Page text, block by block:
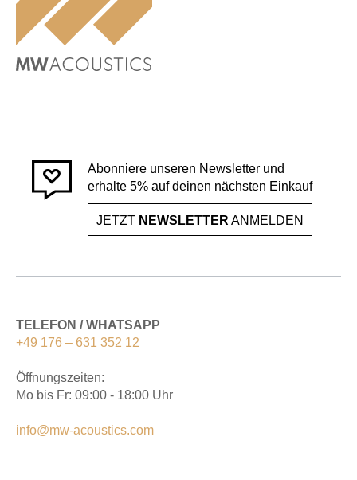
Abonniere unseren Newsletter und
erhalte 5% auf deinen nächsten Einkauf
JETZT NEWSLETTER ANMELDEN
TELEFON / WHATSAPP
+49 176 – 631 352 12
Öffnungszeiten:
Mo bis Fr: 09:00 - 18:00 Uhr
info@mw-acoustics.com